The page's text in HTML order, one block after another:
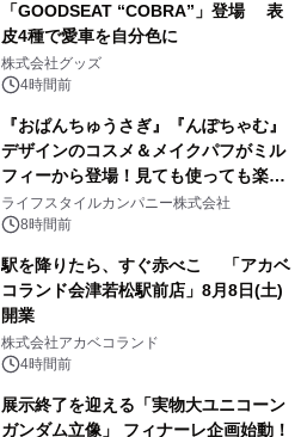
「GOODSEAT “COBRA”」登場 表
皮4種で愛車を自分色に
株式会社グッズ
4時間前
『おぱんちゅうさぎ』『んぽちゃむ』
デザインのコスメ＆メイクパフがミル
フィーから登場！見ても使っても楽し
い、ポップでキュートなコレクショ
ン。
ライフスタイルカンパニー株式会社
8時間前
駅を降りたら、すぐ赤べこ 「アカベ
コランド会津若松駅前店」8月8日(土)
開業
株式会社アカベコランド
4時間前
展示終了を迎える「実物大ユニコーン
ガンダム立像」 フィナーレ企画始動！